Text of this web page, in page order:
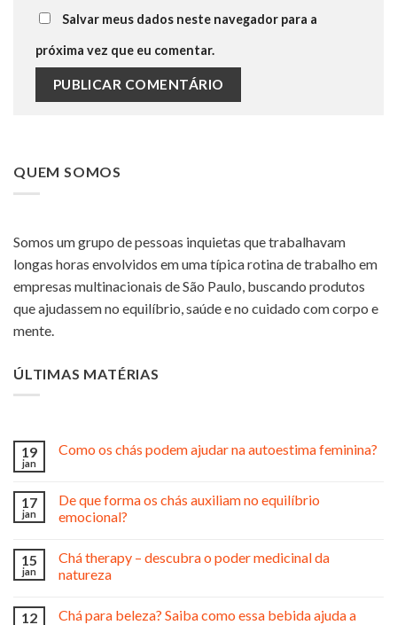
Salvar meus dados neste navegador para a
próxima vez que eu comentar.
QUEM SOMOS
Somos um grupo de pessoas inquietas que trabalhavam
longas horas envolvidos em uma típica rotina de trabalho em
empresas multinacionais de São Paulo, buscando produtos
que ajudassem no equilíbrio, saúde e no cuidado com corpo e
mente.
ÚLTIMAS MATÉRIAS
19
jan
Como os chás podem ajudar na autoestima feminina?
17
jan
De que forma os chás auxiliam no equilíbrio
emocional?
15
jan
Chá therapy – descubra o poder medicinal da
natureza
12
Chá para beleza? Saiba como essa bebida ajuda a